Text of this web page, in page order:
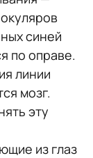
синей
по оправе.
линии
мозг.
эту
из глаз